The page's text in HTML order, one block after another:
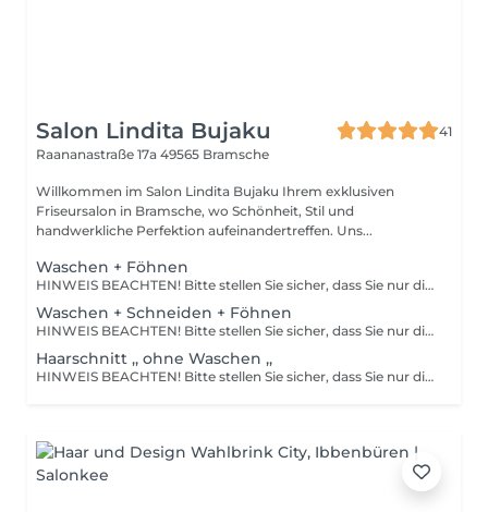
Salon Lindita Bujaku
41
Raananastraße 17a 49565 Bramsche
Willkommen im Salon Lindita Bujaku Ihrem exklusiven
Friseursalon in Bramsche, wo Schönheit, Stil und
handwerkliche Perfektion aufeinandertreffen. Uns...
Waschen + Föhnen
HINWEIS BEACHTEN! Bitte stellen Sie sicher, dass Sie nur die Dienstleistung buchen, die Sie tatsächlich in Anspruch nehmen möchten. Änderungen vor Ort sind nicht möglich. Gebuchte Dienstleistungen werden wie reserviert abgerechnet. Viele Dank für Ihr Verständnis! Ihr Salon Lindita Bujaku
Waschen + Schneiden + Föhnen
HINWEIS BEACHTEN! Bitte stellen Sie sicher, dass Sie nur die Dienstleistung buchen, die Sie tatsächlich in Anspruch nehmen möchten. Änderungen vor Ort sind nicht möglich. Gebuchte Dienstleistungen werden wie reserviert abgerechnet. Viele Dank für Ihr Verständnis! Ihr Salon Lindita Bujaku
Haarschnitt ,, ohne Waschen ,,
HINWEIS BEACHTEN! Bitte stellen Sie sicher, dass Sie nur die Dienstleistung buchen, die Sie tatsächlich in Anspruch nehmen möchten. Änderungen vor Ort sind nicht möglich. Gebuchte Dienstleistungen werden wie reserviert abgerechnet. Viele Dank für Ihr Verständnis! Ihr Salon Lindita Bujaku